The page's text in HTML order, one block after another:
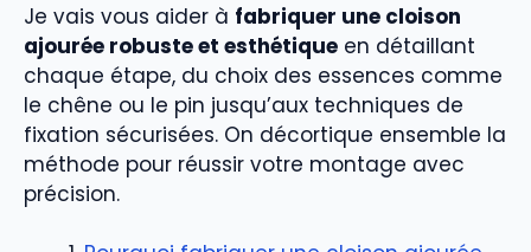
Je vais vous aider à fabriquer une cloison
ajourée robuste et esthétique en détaillant
chaque étape, du choix des essences comme
le chêne ou le pin jusqu’aux techniques de
fixation sécurisées. On décortique ensemble la
méthode pour réussir votre montage avec
précision.